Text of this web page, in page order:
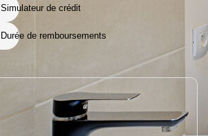
Simulateur de crédit
Durée de remboursements